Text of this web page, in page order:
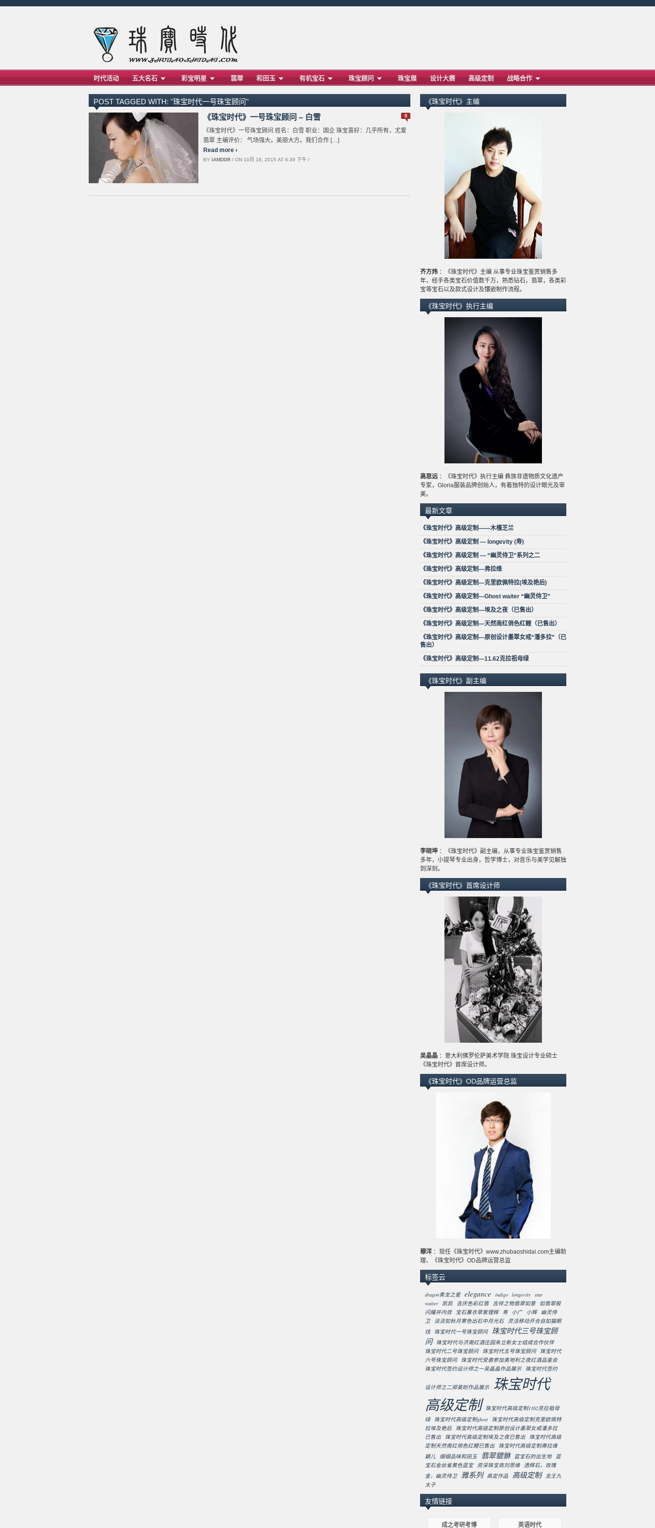
时代活动 五大名石 彩宝明星 翡翠 和田玉 有机宝石 珠宝顾问 珠宝展 设计大赛 高级定制 战略合作
POST TAGGED WITH: "珠宝时代一号珠宝顾问"
0
《珠宝时代》一号珠宝顾问 – 白雪
《珠宝时代》一号珠宝顾问 姓名：白雪 职业：国企 珠宝喜好：几乎所有，尤爱
翡翠 主编评价： 气场强大，美丽大方。我们合作 […]
Read more ›
BY IAMDDR / ON 10月 18, 2015 AT 6:39 下午 /
《珠宝时代》主编
齐方炜 ：《珠宝时代》主编 从事专业珠宝鉴赏销售多
年，经手各类宝石价值数千万，熟悉钻石，翡翠，各类彩
宝等宝石以及款式设计及镶嵌制作流程。
《珠宝时代》执行主编
高思远 ：《珠宝时代》执行主编 彝族非遗物质文化遗产
专家，Gloria服装品牌创始人，有着独特的设计眼光及审
美。
最新文章
《珠宝时代》高级定制——木槿芝兰
《珠宝时代》高级定制 — longevity (寿)
《珠宝时代》高级定制 — “幽灵侍卫”系列之二
《珠宝时代》高级定制—弗拉维
《珠宝时代》高级定制—克里欧佩特拉(埃及艳后)
《珠宝时代》高级定制—Ghost waiter “幽灵侍卫”
《珠宝时代》高级定制—埃及之夜（已售出）
《珠宝时代》高级定制—天然南红俏色红鲤（已售出）
《珠宝时代》高级定制—原创设计墨翠女戒“潘多拉”（已
售出）
《珠宝时代》高级定制—11.62克拉祖母绿
《珠宝时代》副主编
李晓坤 ：《珠宝时代》副主编，从事专业珠宝鉴赏销售
多年，小提琴专业出身，哲学博士，对音乐与美学见解独
到深刻。
《珠宝时代》首席设计师
吴晶晶 ：意大利佛罗伦萨美术学院 珠宝设计专业硕士
《珠宝时代》首席设计师。
《珠宝时代》OD品牌运营总监
穆洋 ：现任《珠宝时代》www.zhubaoshidai.com主编助
理、《珠宝时代》OD品牌运营总监
标签云
dragon青龙之星 elegance indigo longevity star
waiter
凯凯 吉庆色彩红翡 吉祥之物翡翠如意
如翡翠般
闪耀并内敛
宝石薰衣草紫锂辉 寿 小广 小辉
幽灵侍
卫
淡淡如秋月寒色出石中月光石
灵活移动开合自如猫眼
线 珠宝时代一号珠宝顾问
珠宝时代三号珠宝顾
问 珠宝时代与济南红酒庄园朱立新女士结成合作伙伴
珠宝时代二号珠宝顾问 珠宝时代五号珠宝顾问 珠宝时代
六号珠宝顾问 珠宝时代受邀参加奥地利之夜红酒品鉴会
珠宝时代签约设计师之一吴晶晶作品展示 珠宝时代签约
设计师之二郑昊昉作品展示
珠宝时代
高级定制 珠宝时代高级定制1162克拉祖母
绿 珠宝时代高级定制ghost 珠宝时代高级定制克里欧佩特
拉埃及艳后 珠宝时代高级定制原创设计墨翠女戒潘多拉
已售出 珠宝时代高级定制埃及之夜已售出 珠宝时代高级
定制天然南红俏色红鲤已售出 珠宝时代高级定制弗拉维
穎儿 细细品味和田玉 翡翠貔貅 蓝宝石的出生地
蓝
宝石金丝雀黄色蓝宝
资深珠宝商刘思维
透辉石，玫瑰
金，幽灵侍卫
雅系列 高定作品 高级定制 龙王九
太子
友情链接
成之考研考博 英语时代